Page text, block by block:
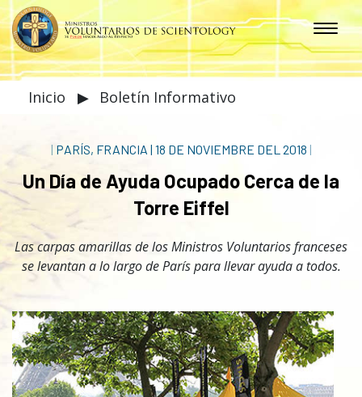
Inicio ▶ Boletín Informativo
| PARÍS, FRANCIA | 18 DE NOVIEMBRE DEL 2018 |
Un Día de Ayuda Ocupado Cerca de la
Torre Eiffel
Las carpas amarillas de los Ministros Voluntarios franceses
se levantan a lo largo de París para llevar ayuda a todos.